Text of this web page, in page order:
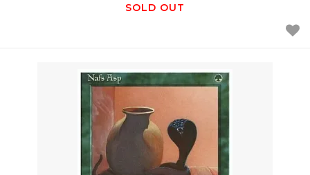
SOLD OUT